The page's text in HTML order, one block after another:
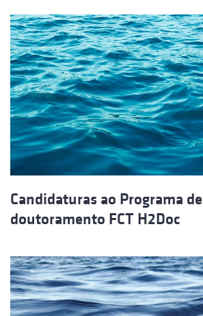
Candidaturas ao Programa de
doutoramento FCT H2Doc